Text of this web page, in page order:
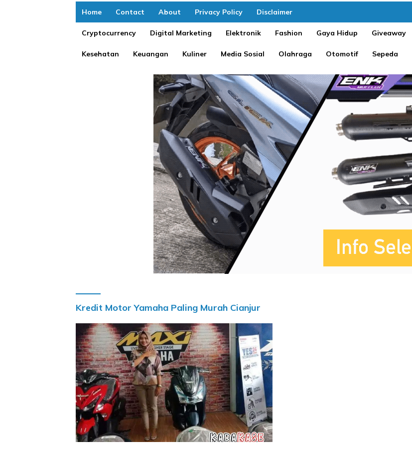
Home Contact About Privacy Policy Disclaimer
Cryptocurrency Digital Marketing Elektronik Fashion Gaya Hidup Giveaway
Kesehatan Keuangan Kuliner Media Sosial Olahraga Otomotif Sepeda
Kredit Motor Yamaha Paling Murah Cianjur